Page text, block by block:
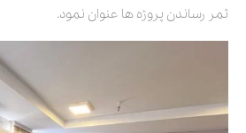
ثمر رساندن پروژه ها عنوان نمود.